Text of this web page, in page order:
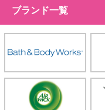
ブランド一覧